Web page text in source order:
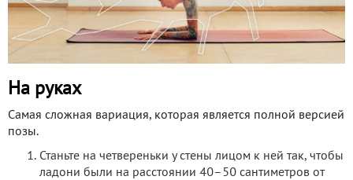
На руках
Самая сложная вариация, которая является полной версией
позы.
Станьте на четвереньки у стены лицом к ней так, чтобы
ладони были на расстоянии 40–50 сантиметров от